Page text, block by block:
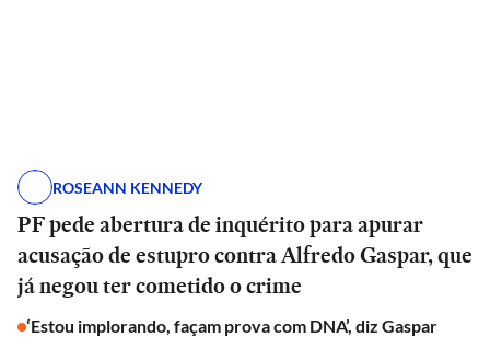
ROSEANN KENNEDY
PF pede abertura de inquérito para apurar
acusação de estupro contra Alfredo Gaspar, que
já negou ter cometido o crime
‘Estou implorando, façam prova com DNA’, diz Gaspar